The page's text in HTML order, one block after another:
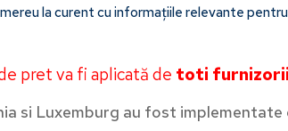
la curent cu informațiile relevante
pret va fi aplicată de toti furnizorii
si Luxemburg au fost